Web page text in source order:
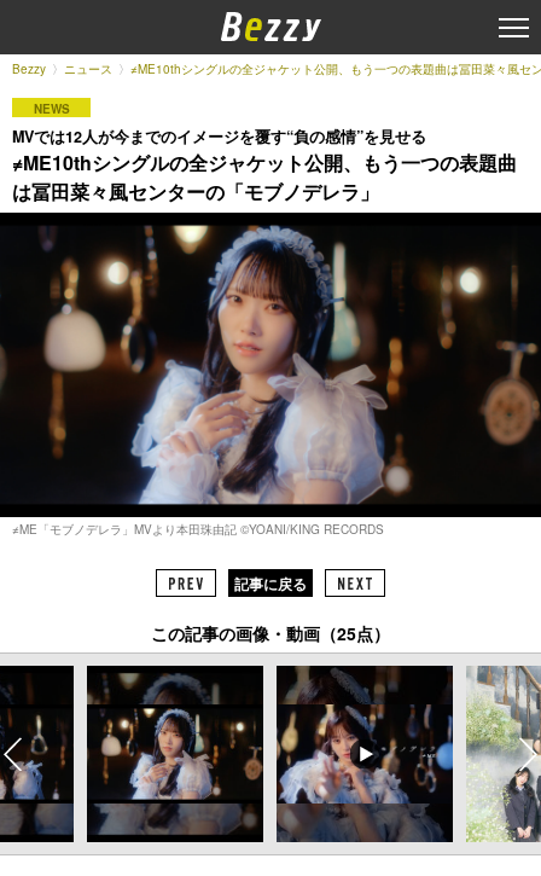
Bezzy ニュース ≠ME10thシングルの全ジャケット公開、もう一つの表題曲は冨田菜々風セ
NEWS
MVでは12人が今までのイメージを覆す“負の感情”を見せる
≠ME10thシングルの全ジャケット公開、もう一つの表題曲
は冨田菜々風センターの「モブノデレラ」
≠ME「モブノデレラ」MVより本田珠由記 ©︎YOANI/KING RECORDS
記事に戻る
この記事の画像・動画（25点）